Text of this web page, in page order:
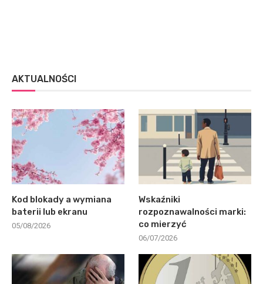
AKTUALNOŚCI
Kod blokady a wymiana
baterii lub ekranu
05/08/2026
Wskaźniki
rozpoznawalności marki:
co mierzyć
06/07/2026